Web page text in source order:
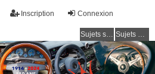
Connexion
Inscription
Sujets sans réponse Sujets actifs